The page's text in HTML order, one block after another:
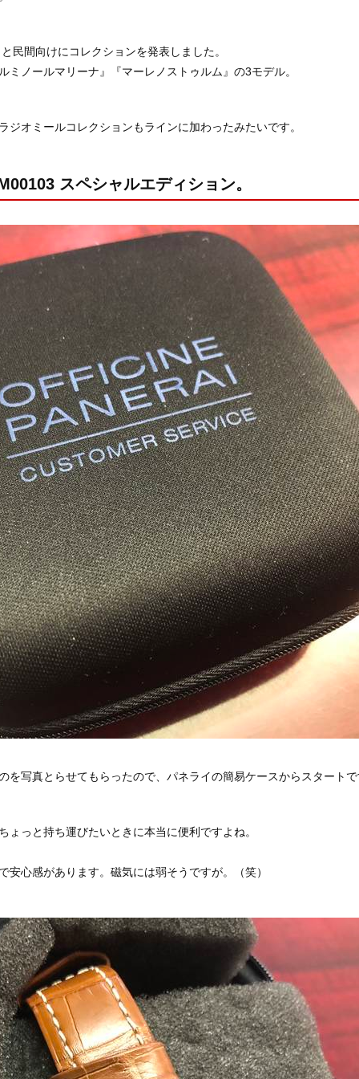
民間向けにコレクションを発表しました。
ミノールマリーナ』『マーレノストゥルム』の3モデル。
ジオミールコレクションもラインに加わったみたいです。
スペシャルエディション。
を写真とらせてもらったので、パネライの簡易ケースからスタート
ょっと持ち運びたいときに本当に便利ですよね。
安心感があります。磁気には弱そうですが。（笑）